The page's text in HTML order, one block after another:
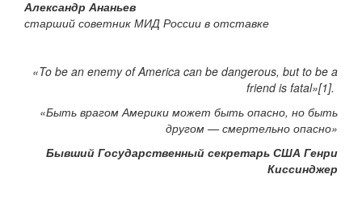
Александр Ананьев
старший советник МИД России в отставке
«To be an enemy of America can be dangerous, but to be a
friend is fatal»[1].
«Быть врагом Америки может быть опасно, но быть
другом — смертельно опасно»
Бывший Государственный секретарь США Генри
Киссинджер